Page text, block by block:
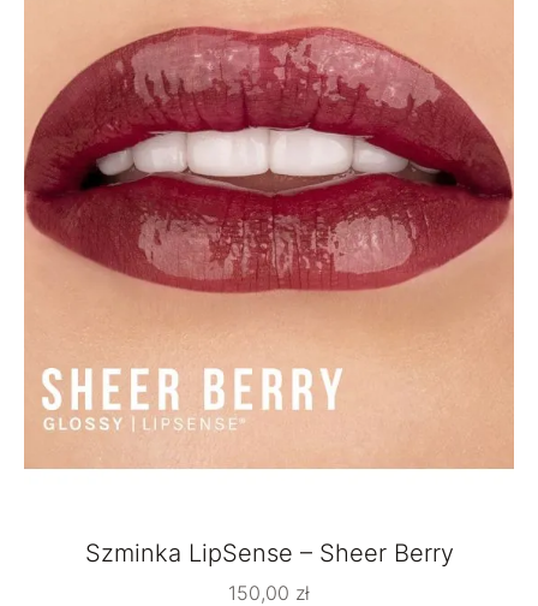
Szminka LipSense – Sheer Berry
150,00 zł